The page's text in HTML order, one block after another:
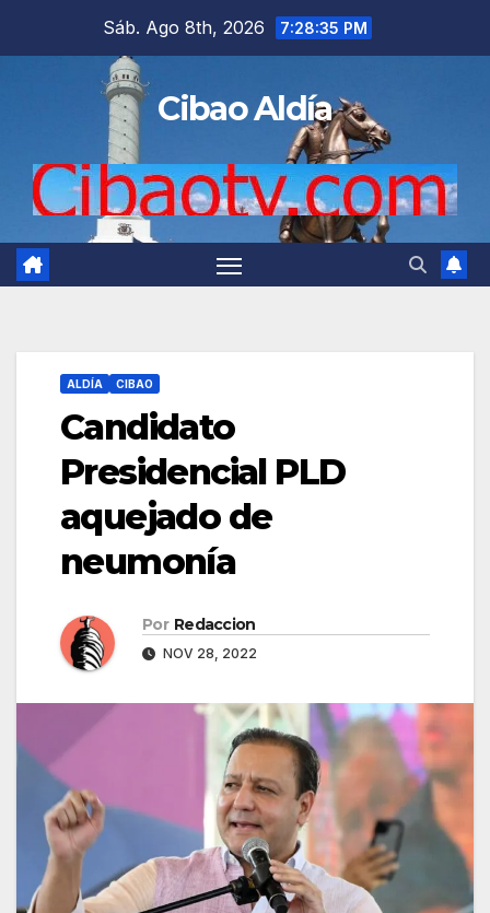
Sáb. Ago 8th, 2026 7:28:36 PM
Cibao Aldía
ALDÍA CIBAO
Candidato
Presidencial PLD
aquejado de
neumonía
Por Redaccion
NOV 28, 2022